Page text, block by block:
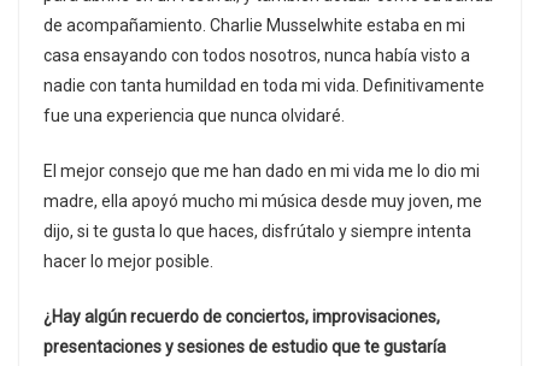
de acompañamiento. Charlie Musselwhite estaba en mi
casa ensayando con todos nosotros, nunca había visto a
nadie con tanta humildad en toda mi vida. Definitivamente
fue una experiencia que nunca olvidaré.
El mejor consejo que me han dado en mi vida me lo dio mi
madre, ella apoyó mucho mi música desde muy joven, me
dijo, si te gusta lo que haces, disfrútalo y siempre intenta
hacer lo mejor posible.
¿Hay algún recuerdo de conciertos, improvisaciones,
presentaciones y sesiones de estudio que te gustaría